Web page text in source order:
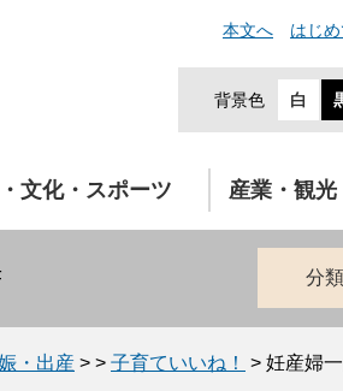
本文へ はじ
背景色 白
文化・スポーツ 産業・観光
分
・出産 > > 子育ていいね！ > 妊産婦